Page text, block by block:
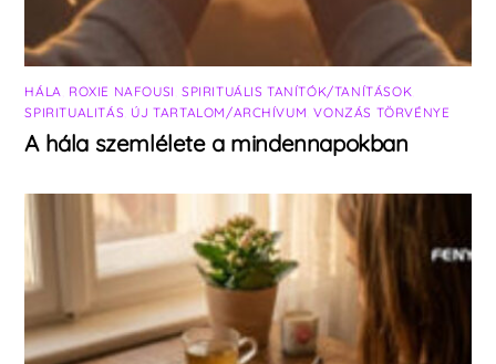
HÁLA ROXIE NAFOUSI SPIRITUÁLIS TANÍTÓK/TANÍTÁSOK
SPIRITUALITÁS ÚJ TARTALOM/ARCHÍVUM ,VONZÁS TÖRVÉNYE
A hála szemlélete a mindennapokban